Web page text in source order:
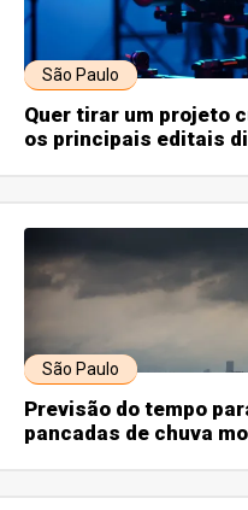
São Paulo
Quer tirar um projeto
os principais editais
São Paulo
Previsão do tempo
pancadas de chuva